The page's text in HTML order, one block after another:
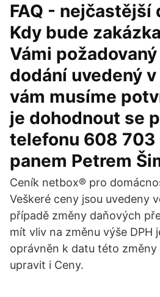
FAQ - nejčastější
Kdy bude
Vámi
dodání uvedený
vám musíme
je dohodnout se
telefonu 608 703
panem Petrem
Ceník netbox® pro
Veškeré ceny jsou uvedeny
případě změny daňových
mít vliv na změnu výše DPH
oprávněn k datu této
upravit i Ceny.